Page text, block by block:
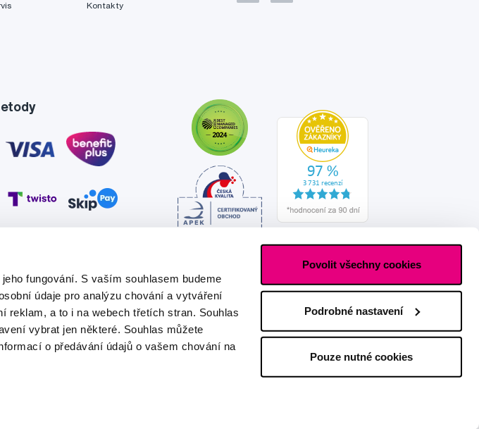
fungování. S vaším souhlasem budeme
údaje pro analýzu chování a vytváření
a to i na webech třetích stran. Souhlas
vybrat jen některé. Souhlas můžete
o předávání údajů o vašem chování na
Povolit všechny cookies
Podrobné nastavení
Pouze nutné cookies
Kontakty
a platí zde